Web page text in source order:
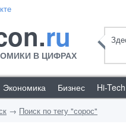
ru
В ЦИФРАХ
Экономика Бизнес Hi-Tech
→ Поиск по тегу "сорос"